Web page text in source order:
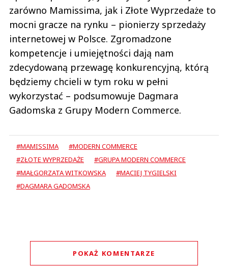
zarówno Mamissima, jak i Złote Wyprzedaże to
mocni gracze na rynku – pionierzy sprzedaży
internetowej w Polsce. Zgromadzone
kompetencje i umiejętności dają nam
zdecydowaną przewagę konkurencyjną, którą
będziemy chcieli w tym roku w pełni
wykorzystać – podsumowuje Dagmara
Gadomska z Grupy Modern Commerce.
#MAMISSIMA
#MODERN COMMERCE
#ZŁOTE WYPRZEDAŻE
#GRUPA MODERN COMMERCE
#MAŁGORZATA WITKOWSKA
#MACIEJ TYGIELSKI
#DAGMARA GADOMSKA
POKAŻ KOMENTARZE